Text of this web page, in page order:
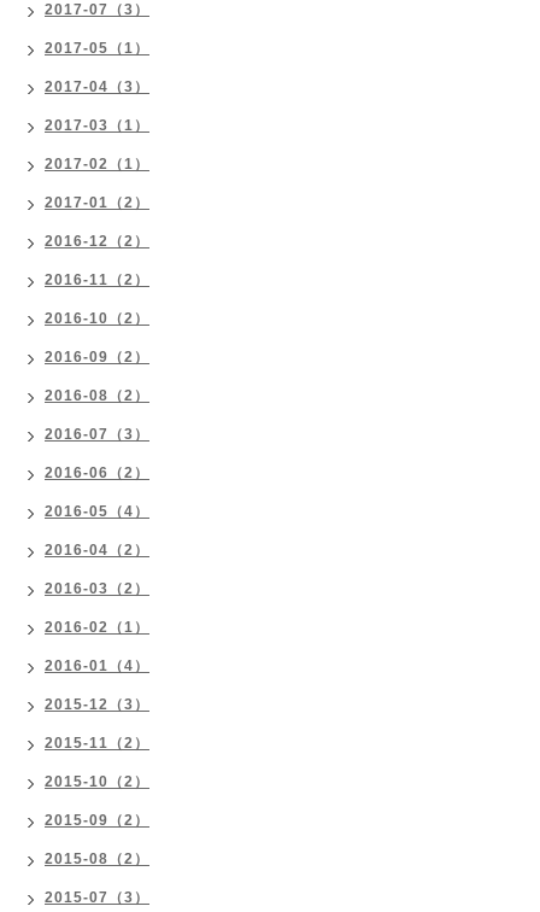
2017-07（3）
2017-05（1）
2017-04（3）
2017-03（1）
2017-02（1）
2017-01（2）
2016-12（2）
2016-11（2）
2016-10（2）
2016-09（2）
2016-08（2）
2016-07（3）
2016-06（2）
2016-05（4）
2016-04（2）
2016-03（2）
2016-02（1）
2016-01（4）
2015-12（3）
2015-11（2）
2015-10（2）
2015-09（2）
2015-08（2）
2015-07（3）